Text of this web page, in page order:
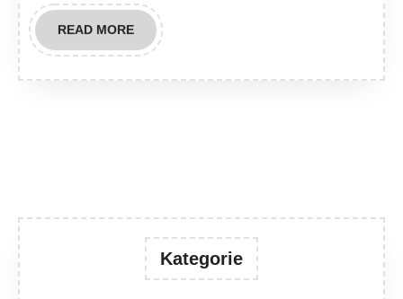
READ MOREREAD
MORE
Kategorie